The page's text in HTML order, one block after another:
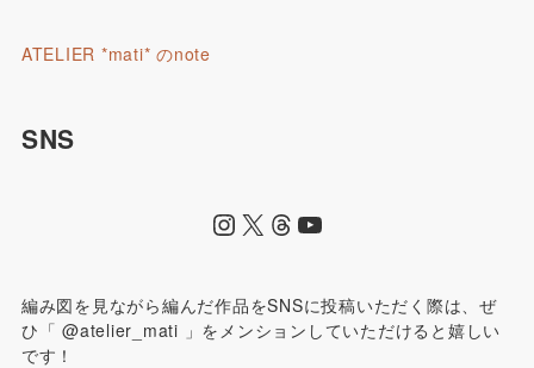
ATELIER *mati* のnote
SNS
編み図を見ながら編んだ作品をSNSに投稿いただく際は、ぜ
ひ「 @atelier_mati 」をメンションしていただけると嬉しい
です！